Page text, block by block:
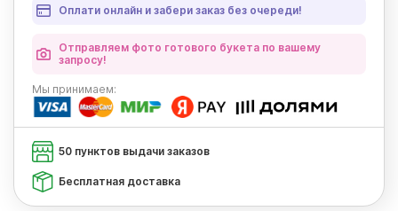
Оплати онлайн и забери заказ без очереди!
Отправляем фото готового букета по вашему
запросу!
Мы принимаем:
50 пунктов выдачи заказов
Бесплатная доставка